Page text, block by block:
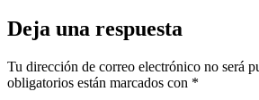
Deja una respuesta
Tu dirección de correo electrónico no será
obligatorios están marcados con *